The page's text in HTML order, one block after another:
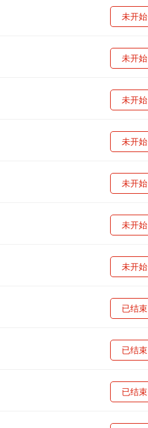
未开始
未开始
未开始
未开始
未开始
未开始
未开始
已结束
已结束
已结束